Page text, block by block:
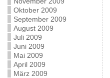
Oktober 2009
September 2009
August 2009
Juli 2009
Juni 2009
Mai 2009
April 2009
März 2009